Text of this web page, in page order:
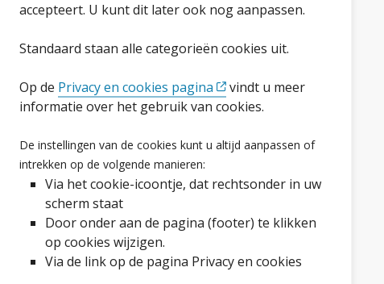
accepteert. U kunt dit later ook nog aanpassen.
Standaard staan alle categorieën cookies uit.
Op de Privacy en cookies pagina
vindt u meer
informatie over het gebruik van cookies.
De instellingen van de cookies kunt u altijd aanpassen of
intrekken op de volgende manieren:
Via het cookie-icoontje, dat rechtsonder in uw
scherm staat
Door onder aan de pagina (footer) te klikken
op cookies wijzigen.
Via de link op de pagina Privacy en cookies
Facebook
LinkedInInstagram